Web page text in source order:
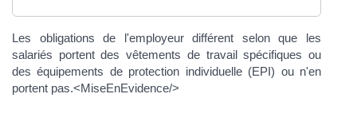
Les obligations de l'employeur différent selon que les
salariés portent des vêtements de travail spécifiques ou
des équipements de protection individuelle (EPI) ou n'en
portent pas.<MiseEnEvidence/>